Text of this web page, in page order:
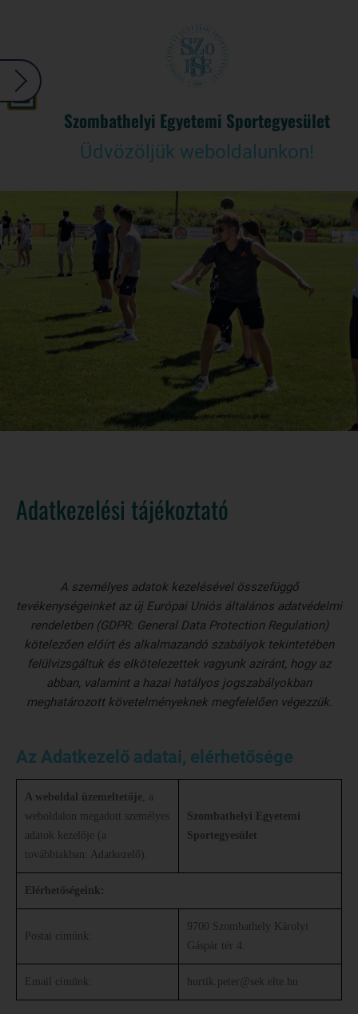
Szombathelyi Egyetemi Sportegyesület
Üdvözöljük weboldalunkon!
Adatkezelési tájékoztató
A személyes adatok kezelésével összefüggő
tevékenységeinket az új Európai Uniós általános adatvédelmi
rendeletben (GDPR: General Data Protection Regulation)
kötelezően előírt és alkalmazandó szabályok tekintetében
felülvizsgáltuk és elkötelezettek vagyunk aziránt, hogy az
abban, valamint a hazai hatályos jogszabályokban
meghatározott követelményeknek megfelelően végezzük.
Az Adatkezelő adatai, elérhetősége
A weboldal üzemeltetője, a
weboldalon megadott személyes
adatok kezelője (a
továbbiakban: Adatkezelő):
Szombathelyi Egyetemi
Sportegyesület
Elérhetőségeink:
Postai címünk:
9700 Szombathely Károlyi
Gáspár tér 4.
Email címünk: hurtik.peter@sek.elte.hu